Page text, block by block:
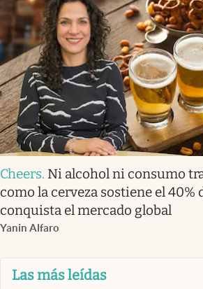
Cheers. Ni alcohol ni consumo
como la cerveza sostiene el 40%
conquista el mercado global
Yanin Alfaro
Las más leídas